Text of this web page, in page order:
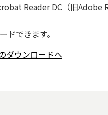
Reader DC（旧Adobe
ドできます。
ダウンロードへ